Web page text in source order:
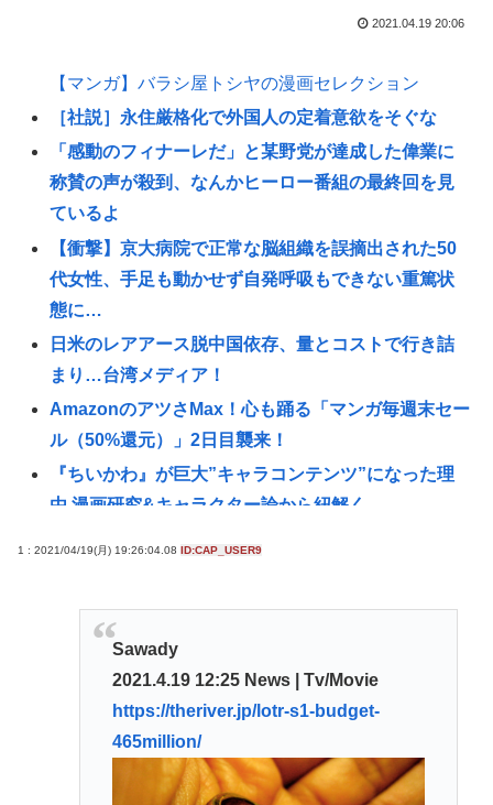
2021.04.19 20:06
【マンガ】バラシ屋トシヤの漫画セレクション
［社説］永住厳格化で外国人の定着意欲をそぐな
「感動のフィナーレだ」と某野党が達成した偉業に
称賛の声が殺到、なんかヒーロー番組の最終回を見
ているよ
【衝撃】京大病院で正常な脳組織を誤摘出された50
代女性、手足も動かせず自発呼吸もできない重篤状
態に…
日米のレアアース脱中国依存、量とコストで行き詰
まり…台湾メディア！
AmazonのアツさMax！心も踊る「マンガ毎週末セー
ル（50%還元）」2日目襲来！
『ちいかわ』が巨大”キャラコンテンツ”になった理
由 漫画研究&キャラクター論から紐解く
シカ「全部喰った」 祭り中止 | シカたない
国連事務総長「お金がありません。このままでは国
連が完全崩壊します。助けて下さい」
「非常に残念」高市総理と面会決定も…発言不可、
握手のみ 8月9日長崎の被爆体験者「何のために」 |
主催の長崎市に呼ばれたから行ってるんだろうに
杉田水脈ってまともなこと言ってるから叩かれるん
1 : 2021/04/19(月) 19:26:04.08 ID:CAP_USER9
Sawady
2021.4.19 12:25 News | Tv/Movie
https://theriver.jp/lotr-s1-budget-
465million/